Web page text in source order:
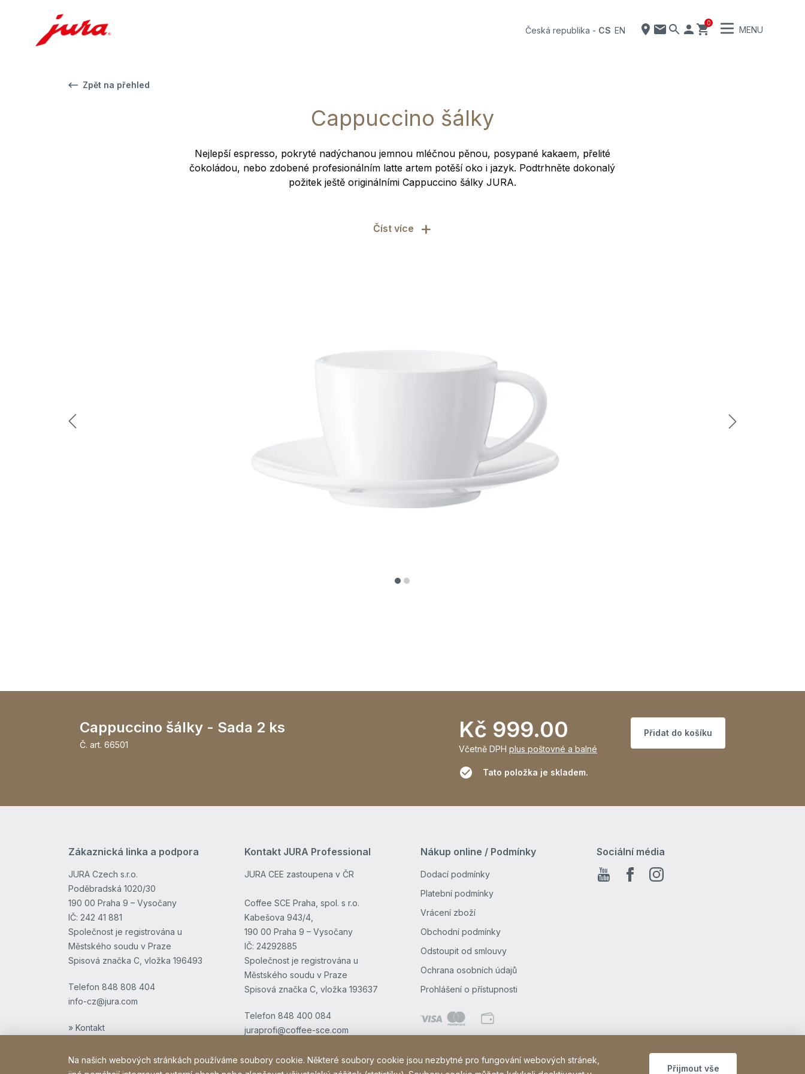
Česká republika - CS EN
0
MENU
Zpět na přehled
Cappuccino šálky
Nejlepší espresso, pokryté nadýchanou jemnou mléčnou pěnou, posypané kakaem, přelité
čokoládou, nebo zdobené profesionálním latte artem potěší oko i jazyk. Podtrhněte dokonalý
požitek ještě originálními Cappuccino šálky JURA.
Číst více +
Kč 999.00
Včetně DPH plus poštovné a balné
Přidat do košíku
Tato položka je skladem.
Cappuccino šálky - Sada 2 ks
Č. art. 66501
Zákaznická linka a podpora
JURA Czech s.r.o.
Poděbradská 1020/30
190 00 Praha 9 – Vysočany
IČ: 242 41 881
Společnost je registrována u
Městského soudu v Praze
Spisová značka C, vložka 196493
Telefon 848 808 404
info-cz@jura.com
» Kontakt
Kontakt JURA Professional
JURA CEE zastoupena v ČR
Coffee SCE Praha, spol. s r.o.
Kabešova 943/4,
190 00 Praha 9 – Vysočany
IČ: 24292885
Společnost je registrována u
Městského soudu v Praze
Spisová značka C, vložka 193637
Telefon 848 400 084
juraprofi@coffee-sce.com
Nákup online / Podmínky
Dodací podmínky
Platební podmínky
Vrácení zboží
Obchodní podmínky
Odstoupit od smlouvy
Ochrana osobních údajů
Prohlášení o přístupnosti
Sociální média
Na našich webových stránkách používáme soubory cookie. Některé soubory cookie jsou nezbytné pro fungování webových stránek,
Přijmout vše